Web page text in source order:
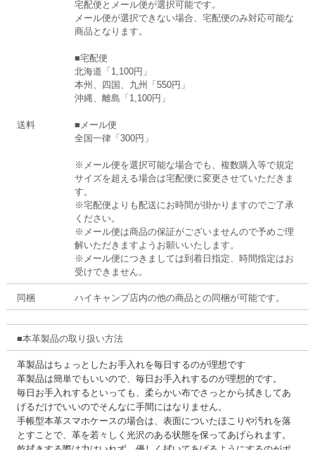
送料
宅配便とメール便が選択可能です。
メール便が選択できない場合、宅配便のみ対応可能な
商品となります。
■宅配便
北海道「1,100円」
本州、四国、九州「550円」
沖縄、離島「1,100円」
■メール便
全国一律「300円」
※メール便を選択可能な場合でも、複数購入等で規定
サイズを超える場合は宅配便に変更させていただきま
す。
※宅配便よりも配送にお時間が掛かりますのでご了承
ください。
※メール便は商品の保証がございませんので予めご理
解いただきますようお願いいたします。
※メール便につきましては到着日指定、時間指定はお
受けできません。
同梱 ハイキャンプ店内の他の商品との同梱が可能です。
■本革製品の取り扱い方法
革製品はちょっとしたお手入れを毎日するのが理想です
革製品は簡単でもいいので、毎日お手入れするのが理想的です。
毎日お手入れするといっても、柔らかい布でさっとから拭きしてあ
げるだけでいいのでそんなに手間にはなりません。
手帳型本革スマホケースの場合は、表面についたほこりや汚れを落
とすことで、革を若々しく光沢のある状態を保ってあげられます。